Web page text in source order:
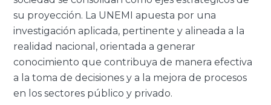
su proyección. La UNEMI apuesta por una
investigación aplicada, pertinente y alineada a la
realidad nacional, orientada a generar
conocimiento que contribuya de manera efectiva
a la toma de decisiones y a la mejora de procesos
en los sectores público y privado.